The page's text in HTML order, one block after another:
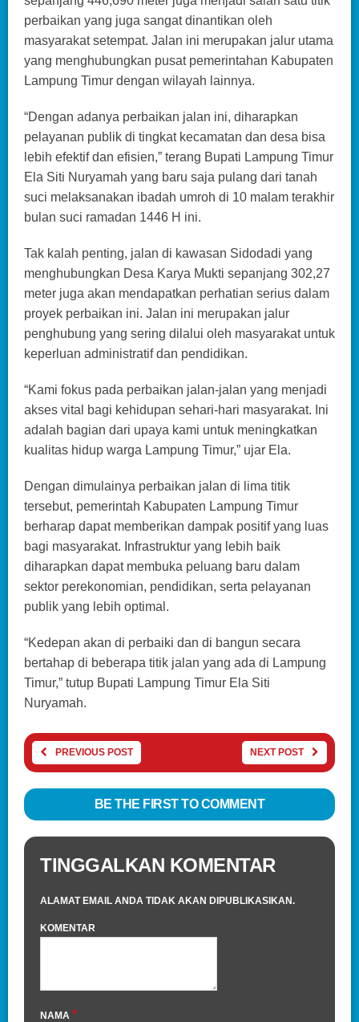
perbaikan yang juga sangat dinantikan oleh
masyarakat setempat. Jalan ini merupakan jalur utama
yang menghubungkan pusat pemerintahan Kabupaten
Lampung Timur dengan wilayah lainnya.
“Dengan adanya perbaikan jalan ini, diharapkan
pelayanan publik di tingkat kecamatan dan desa bisa
lebih efektif dan efisien,” terang Bupati Lampung Timur
Ela Siti Nuryamah yang baru saja pulang dari tanah
suci melaksanakan ibadah umroh di 10 malam terakhir
bulan suci ramadan 1446 H ini.
Tak kalah penting, jalan di kawasan Sidodadi yang
menghubungkan Desa Karya Mukti sepanjang 302,27
meter juga akan mendapatkan perhatian serius dalam
proyek perbaikan ini. Jalan ini merupakan jalur
penghubung yang sering dilalui oleh masyarakat untuk
keperluan administratif dan pendidikan.
“Kami fokus pada perbaikan jalan-jalan yang menjadi
akses vital bagi kehidupan sehari-hari masyarakat. Ini
adalah bagian dari upaya kami untuk meningkatkan
kualitas hidup warga Lampung Timur,” ujar Ela.
Dengan dimulainya perbaikan jalan di lima titik
tersebut, pemerintah Kabupaten Lampung Timur
berharap dapat memberikan dampak positif yang luas
bagi masyarakat. Infrastruktur yang lebih baik
diharapkan dapat membuka peluang baru dalam
sektor perekonomian, pendidikan, serta pelayanan
publik yang lebih optimal.
“Kedepan akan di perbaiki dan di bangun secara
bertahap di beberapa titik jalan yang ada di Lampung
Timur,” tutup Bupati Lampung Timur Ela Siti
Nuryamah.
PREVIOUS POST NEXT POST
BE THE FIRST TO COMMENT
TINGGALKAN KOMENTAR
ALAMAT EMAIL ANDA TIDAK AKAN DIPUBLIKASIKAN.
KOMENTAR
NAMA *